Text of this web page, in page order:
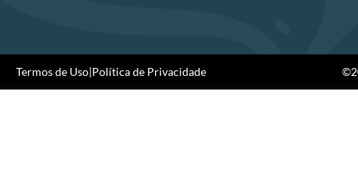
Termos de Uso|Política de Privacidade